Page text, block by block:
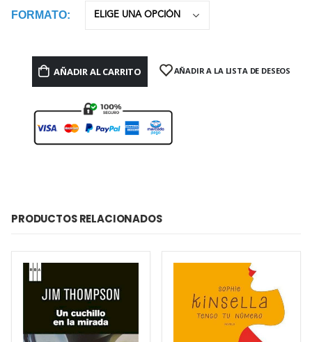
FORMATO
AÑADIR AL CARRITO AÑADIR A LA LISTA DE DESEOS
PRODUCTOS RELACIONADOS